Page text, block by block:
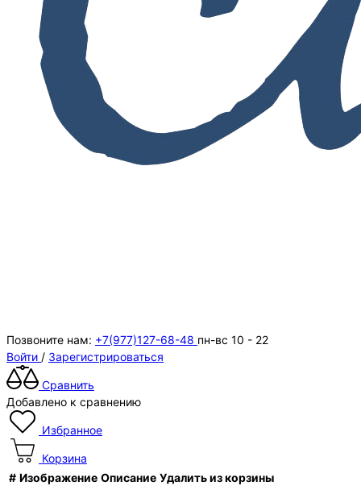
Позвоните нам: +7(977)127-68-48 пн-вс 10 - 22
Войти / Зарегистрироваться
Сравнить
Добавлено к сравнению
Избранное
Корзина
# Изображение Описание Удалить из корзины